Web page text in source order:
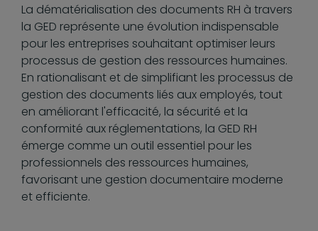
La dématérialisation des documents RH à travers
la GED représente une évolution indispensable
pour les entreprises souhaitant optimiser leurs
processus de gestion des ressources humaines.
En rationalisant et de simplifiant les processus de
gestion des documents liés aux employés, tout
en améliorant l'efficacité, la sécurité et la
conformité aux réglementations, la GED RH
émerge comme un outil essentiel pour les
professionnels des ressources humaines,
favorisant une gestion documentaire moderne
et efficiente.